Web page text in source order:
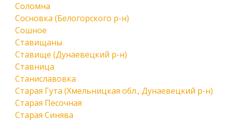
Соломна
Сосновка (Белогорского р-н)
Сошное
Ставищаны
Ставище (Дунаевецкий р-н)
Ставница
Станиславовка
Старая Гута (Хмельницкая обл., Дунаевецкий р-н)
Старая Песочная
Старая Синява